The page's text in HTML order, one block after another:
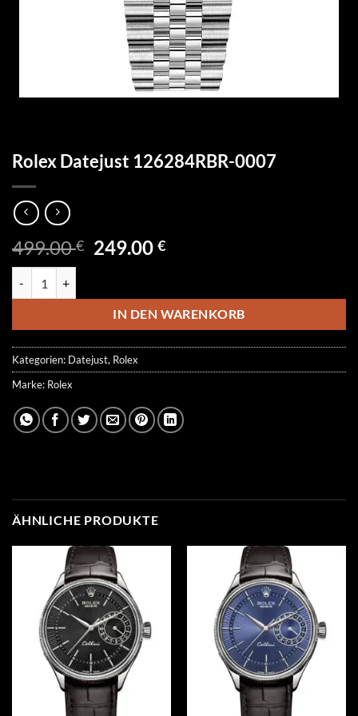
Rolex Datejust 126284RBR-0007
499.00€ Ursprünglicher
499.00 €
249.00€Aktueller
249.00 €.
IN DEN WARENKORB
Kategorien: Datejust, Rolex
Marke: Rolex
ÄHNLICHE PRODUKTE